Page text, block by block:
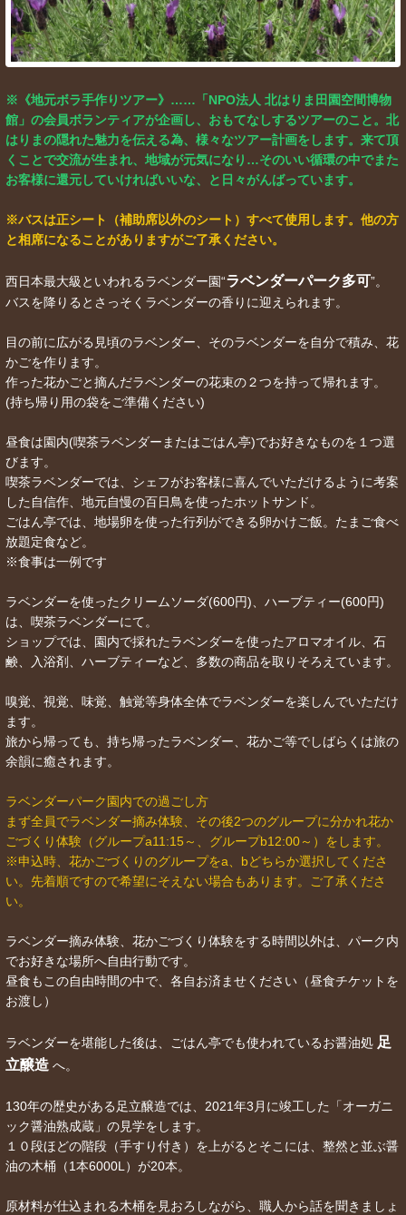
※《地元ボラ手作りツアー》……「NPO法人 北はりま田園空間博物
館」の会員ボランティアが企画し、おもてなしするツアーのこと。北
はりまの隠れた魅力を伝える為、様々なツアー計画をします。来て頂
くことで交流が生まれ、地域が元気になり…そのいい循環の中でまた
お客様に還元していければいいな、と日々がんばっています。
※バスは正シート（補助席以外のシート）すべて使用します。他の方
と相席になることがありますがご了承ください。
西日本最大級といわれるラベンダー園“ラベンダーパーク多可”。
バスを降りるとさっそくラベンダーの香りに迎えられます。
目の前に広がる見頃のラベンダー、そのラベンダーを自分で積み、花
かごを作ります。
作った花かごと摘んだラベンダーの花束の２つを持って帰れます。
(持ち帰り用の袋をご準備ください)
昼食は園内(喫茶ラベンダーまたはごはん亭)でお好きなものを１つ選
びます。
喫茶ラベンダーでは、シェフがお客様に喜んでいただけるように考案
した自信作、地元自慢の百日鳥を使ったホットサンド。
ごはん亭では、地場卵を使った行列ができる卵かけご飯。たまご食べ
放題定食など。
※食事は一例です
ラベンダーを使ったクリームソーダ(600円)、ハーブティー(600円)
は、喫茶ラベンダーにて。
ショップでは、園内で採れたラベンダーを使ったアロマオイル、石
鹸、入浴剤、ハーブティーなど、多数の商品を取りそろえています。
嗅覚、視覚、味覚、触覚等身体全体でラベンダーを楽しんでいただけ
ます。
旅から帰っても、持ち帰ったラベンダー、花かご等でしばらくは旅の
余韻に癒されます。
ラベンダーパーク園内での過ごし方
まず全員でラベンダー摘み体験、その後2つのグループに分かれ花か
ごづくり体験（グループa11:15～、グループb12:00～）をします。
※申込時、花かごづくりのグループをa、bどちらか選択してくださ
い。先着順ですので希望にそえない場合もあります。ご了承くださ
い。
ラベンダー摘み体験、花かごづくり体験をする時間以外は、パーク内
でお好きな場所へ自由行動です。
昼食もこの自由時間の中で、各自お済ませください（昼食チケットを
お渡し）
ラベンダーを堪能した後は、ごはん亭でも使われているお醤油処 足
立醸造 へ。
130年の歴史がある足立醸造では、2021年3月に竣工した「オーガニ
ック醤油熟成蔵」の見学をします。
１０段ほどの階段（手すり付き）を上がるとそこには、整然と並ぶ醤
油の木桶（1本6000L）が20本。
原材料が仕込まれる木桶を見おろしながら、職人から話を聞きましょ